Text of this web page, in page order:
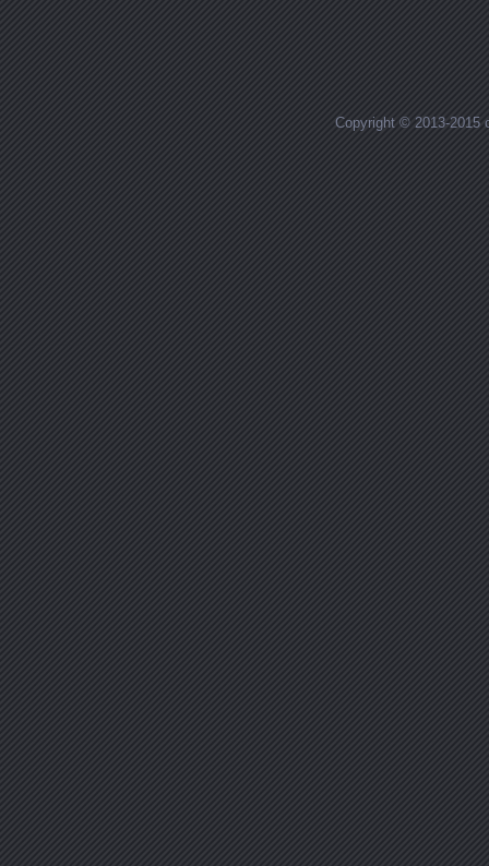
Copyright © 2013-2015